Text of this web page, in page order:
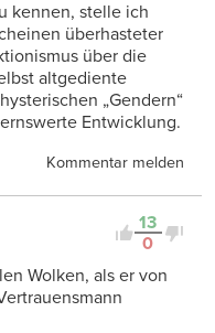
kennen, stelle ich
überhasteter
über die
altgediente
„Gendern“
Entwicklung.
Kommentar melden
13
0
Wolken, als er von